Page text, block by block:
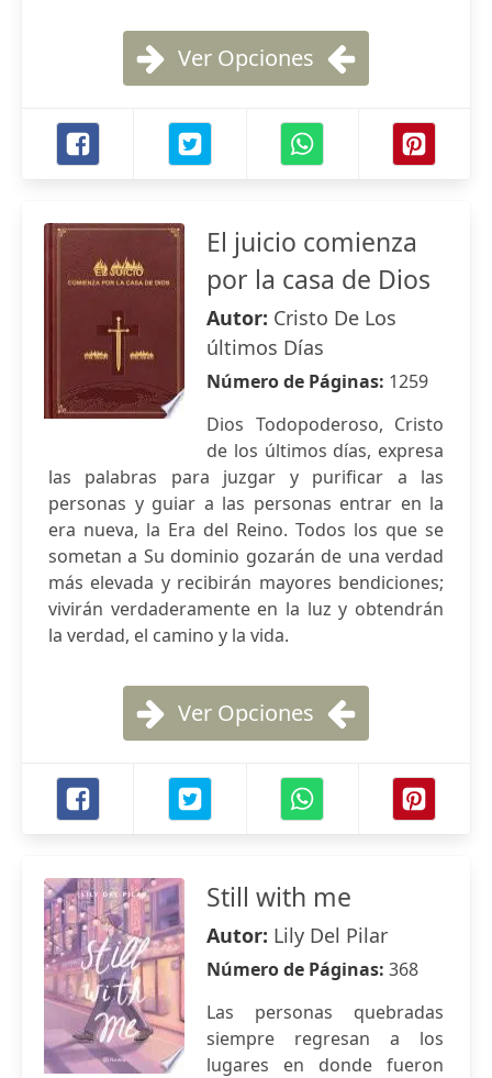
Ver Opciones
El juicio comienza
por la casa de Dios
Autor: Cristo De Los
últimos Días
Número de Páginas: 1259
Dios Todopoderoso, Cristo
de los últimos días, expresa
las palabras para juzgar y purificar a las
personas y guiar a las personas entrar en la
era nueva, la Era del Reino. Todos los que se
sometan a Su dominio gozarán de una verdad
más elevada y recibirán mayores bendiciones;
vivirán verdaderamente en la luz y obtendrán
la verdad, el camino y la vida.
Ver Opciones
Still with me
Autor: Lily Del Pilar
Número de Páginas: 368
Las personas quebradas
siempre regresan a los
lugares en donde fueron